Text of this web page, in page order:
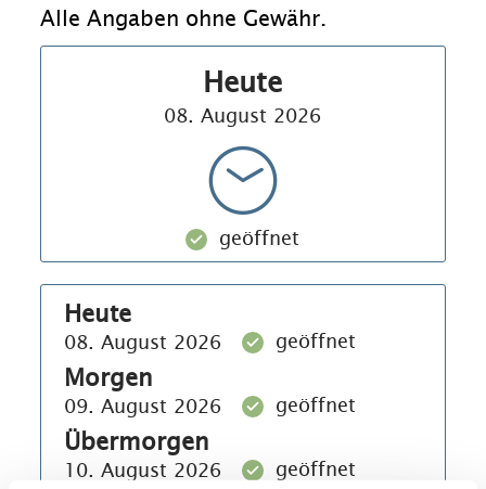
Alle Angaben ohne Gewähr.
Heute
08. August 2026
geöffnet
Heute
08. August 2026 geöffnet
Morgen
09. August 2026 geöffnet
Übermorgen
10. August 2026 geöffnet